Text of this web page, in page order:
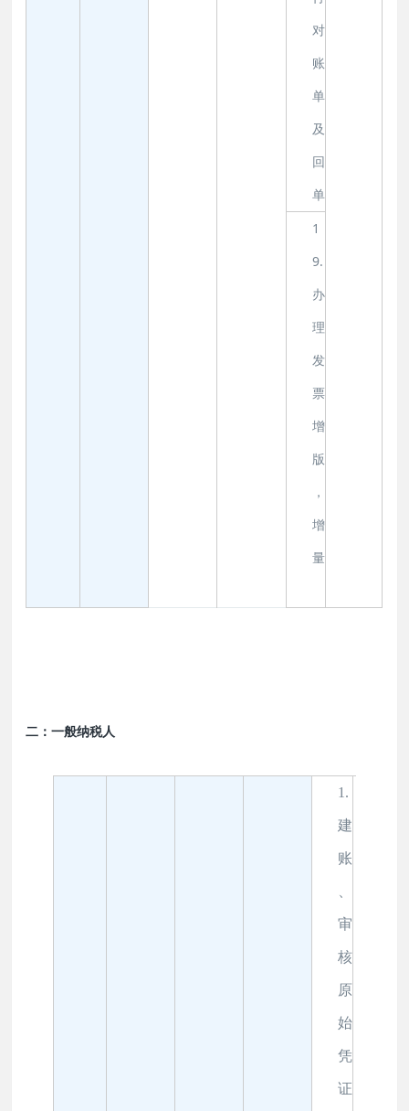
对
账
单
及
回
单
1
9.
办
理
发
票
增
版
，
增
量
二：一般纳税人
1.
建
账
审
核
原
始
凭
证